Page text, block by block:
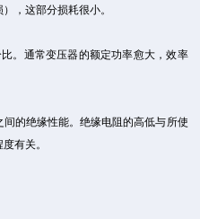
，这部分损耗很小。
。通常变压器的额定功率愈大，效率
的绝缘性能。绝缘电阻的高低与所使
有关。